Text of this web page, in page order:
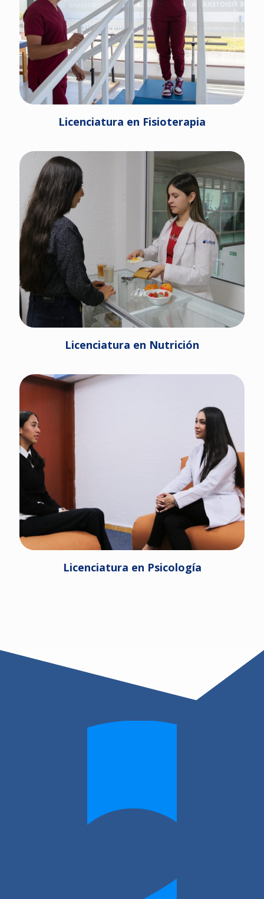
Licenciatura en Fisioterapia
Licenciatura en Nutrición
Licenciatura en Psicología